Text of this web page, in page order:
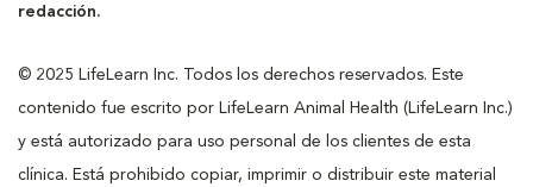
redacción.
© 2025 LifeLearn Inc. Todos los derechos reservados. Este
contenido fue escrito por LifeLearn Animal Health (LifeLearn Inc.)
y está autorizado para uso personal de los clientes de esta
clínica. Está prohibido copiar, imprimir o distribuir este material